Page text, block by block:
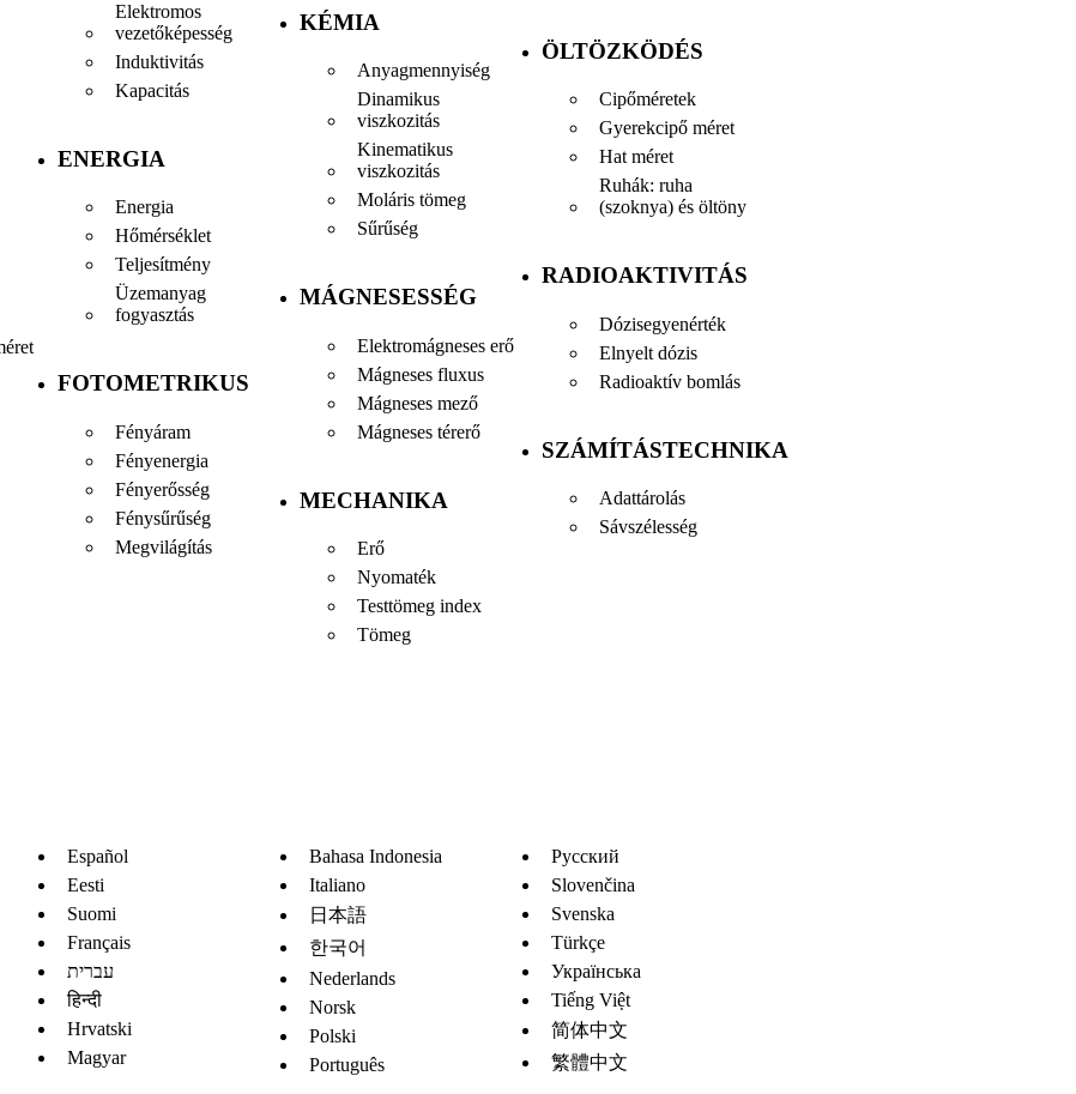
Elektromos
vezetőképesség
Induktivitás
Kapacitás
ENERGIA
Energia
Hőmérséklet
Teljesítmény
Üzemanyag
fogyasztás
FOTOMETRIKUS
Fényáram
Fényenergia
Fényerősség
Fénysűrűség
Megvilágítás
KÉMIA
Anyagmennyiség
Dinamikus
viszkozitás
Kinematikus
viszkozitás
Moláris tömeg
Sűrűség
MÁGNESESSÉG
Elektromágneses erő
Mágneses fluxus
Mágneses mező
Mágneses térerő
MECHANIKA
Erő
Nyomaték
Testtömeg index
Tömeg
ÖLTÖZKÖDÉS
Cipőméretek
Gyerekcipő méret
Hat méret
Ruhák: ruha
(szoknya) és öltöny
RADIOAKTIVITÁS
Dózisegyenérték
Elnyelt dózis
Radioaktív bomlás
SZÁMÍTÁSTECHNIKA
Adattárolás
Sávszélesség
Español
Eesti
Suomi
Français
עברית
हिन्दी
Hrvatski
Magyar
Bahasa Indonesia
Italiano
日本語
한국어
Nederlands
Norsk
Polski
Português
Русский
Slovenčina
Svenska
Türkçe
Украïнська
Tiếng Việt
简体中文
繁體中文